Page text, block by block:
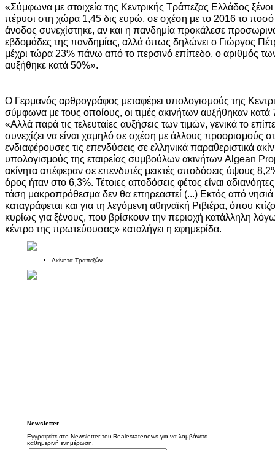
«Σύμφωνα με στοιχεία της Κεντρικής Τράπεζας Ελλάδος
πέρυσι στη χώρα 1,45 δις ευρώ, σε σχέση με το 2016 το
άνοδος συνεχίστηκε, αν και η πανδημία προκάλεσε
εβδομάδες της πανδημίας, αλλά όπως δηλώνει ο Γιώργος
μέχρι τώρα 23% πάνω από το περσινό επίπεδο, ο αριθμός
αυξήθηκε κατά 50%».
Ο Γερμανός αρθρογράφος μεταφέρει υπολογισμούς της
σύμφωνα με τους οποίους, οι τιμές ακινήτων αυξήθηκαν
«Αλλά παρά τις τελευταίες αυξήσεις των τιμών, γενικά το
συνεχίζει να είναι χαμηλό σε σχέση με άλλους προορισμούς
ενδιαφέρουσες τις επενδύσεις σε ελληνικά παραθεριστικά
υπολογισμούς της εταιρείας συμβούλων ακινήτων Algean
ακίνητα απέφεραν σε επενδυτές μεικτές αποδόσεις ύψους
όρος ήταν στο 6,3%. Τέτοιες αποδόσεις φέτος είναι
τάση μακροπρόθεσμα δεν θα επηρεαστεί (...) Εκτός από
καταγράφεται και για τη λεγόμενη αθηναϊκή Ριβιέρα, όπου
κυρίως για ξένους, που βρίσκουν την περιοχή κατάλληλη
κέντρο της πρωτεύουσας» καταλήγει η εφημερίδα.
Ακίνητα Τραπεζών
Newsletter
Εγγραφείτε στο Newsletter του Realestatenews για να λαμβάνετε
καθημερινή ενημέρωση.